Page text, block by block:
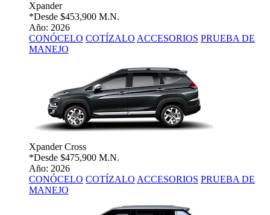
Xpander
*Desde $453,900 M.N.
Año: 2026
CONÓCELO COTÍZALO ACCESORIOS PRUEBA DE
MANEJO
Xpander Cross
*Desde $475,900 M.N.
Año: 2026
CONÓCELO COTÍZALO ACCESORIOS PRUEBA DE
MANEJO